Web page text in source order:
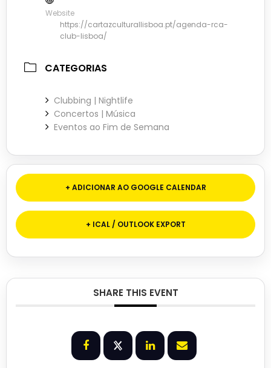
Website
https://cartazculturallisboa.pt/agenda-rca-
club-lisboa/
CATEGORIAS
Clubbing | Nightlife
Concertos | Música
Eventos ao Fim de Semana
+ ADICIONAR AO GOOGLE CALENDAR
+ ICAL / OUTLOOK EXPORT
SHARE THIS EVENT